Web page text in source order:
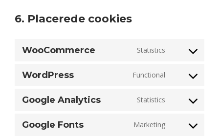
6. Placerede cookies
WooCommerce Statistics
Consent
service
WordPress Functional
Consent
service
Google Analytics Statistics
Consent
service
Google Fonts Marketing
Consent